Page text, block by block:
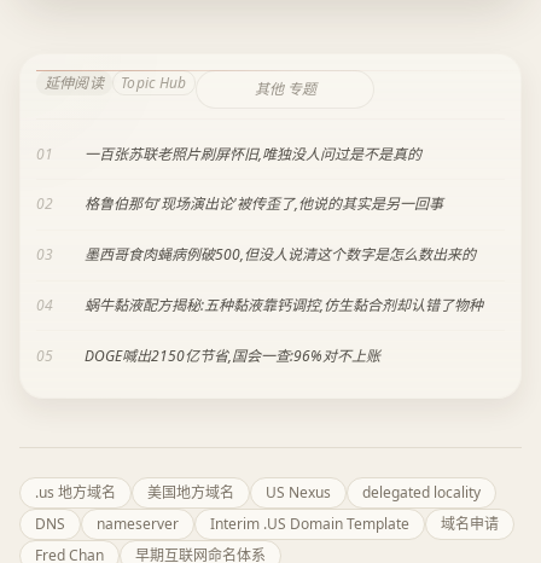
延伸阅读 Topic Hub 其他 专题
01 一百张苏联老照片刷屏怀旧,唯独没人问过是不是真的
02 格鲁伯那句'现场演出论'被传歪了,他说的其实是另一回事
03 墨西哥食肉蝇病例破500,但没人说清这个数字是怎么数出来的
04 蜗牛黏液配方揭秘:五种黏液靠钙调控,仿生黏合剂却认错了物种
05 DOGE喊出2150亿节省,国会一查:96%对不上账
.us 地方域名 美国地方域名 US Nexus
delegated locality
DNS
nameserver Interim .US Domain Template
域名申请
Fred Chan
早期互联网命名体系